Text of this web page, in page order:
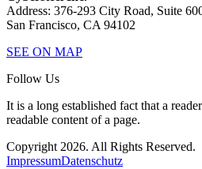
Address: 376-293 City Road, Suite
San Francisco, CA 94102
SEE ON MAP
Follow Us
It is a long established fact that a
readable content of a page.
Copyright 2026. All Rights Reserved.
ImpressumDatenschutz